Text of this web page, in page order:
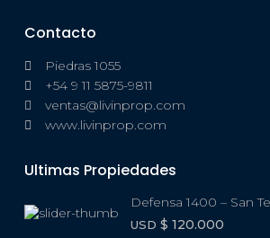
Contacto
Piedras 1055
+54 9 11 5875-9811
ventas@livinprop.com
www.livinprop.com
Ultimas Propiedades
Defensa 1400 – San
USD $ 120.000